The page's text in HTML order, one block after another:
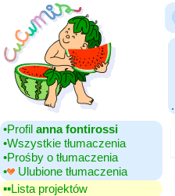
.
•‎Profil anna fontirossi
•‎Wszystkie tłumaczenia
•‎Prośby o tłumaczenia
•‎
Ulubione tłumaczenia
▪▪‎Lista projektów